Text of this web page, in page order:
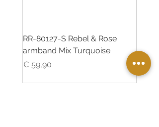
RR-80127-S Rebel & Rose
armband Mix Turquoise
Prijs
€ 59,90
Prijs
€